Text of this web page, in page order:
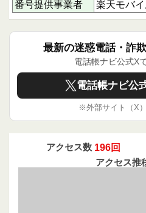
番号提供事業者
楽天モバ
最新の迷惑電話・詐
電話帳ナビ公式X
電話帳ナビ公
※外部サイト（X
アクセス数 196回
アクセス推